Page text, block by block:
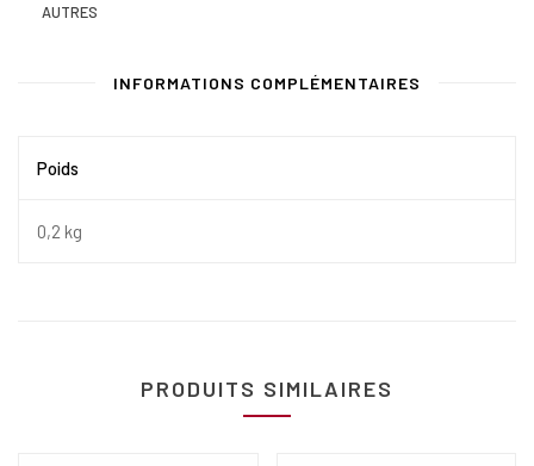
AUTRES
INFORMATIONS COMPLÉMENTAIRES
Poids
0,2 kg
PRODUITS SIMILAIRES